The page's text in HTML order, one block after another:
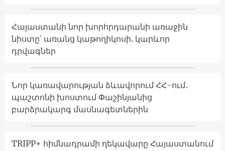
Հայաստանի նոր խորհրդարանի առաջին
նիստը՝ առանց կաթողիկոսի. կարևոր
դրվագներ
Նոր կառավարության ձևավորում ՀՀ-ում․
պաշտոնի խոստում Փաշինյանից
բարձրակարգ մասնագետներին
TRIPP+ հիմնադրամի ղեկավարը Հայաստանում